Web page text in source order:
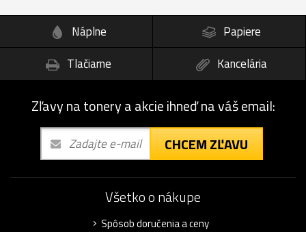
Náplne
Papiere
Tlačiarne
Kancelária
Zľavy na tonery a akcie ihneď na váš email:
CHCEM ZĽAVU
Všetko o nákupe
Spôsob doručenia a ceny